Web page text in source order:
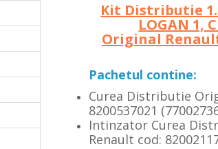
Kit Distributie
LOGAN 1,
Original Renault
Pachetul contine:
Curea Distributie
8200537021
Intinzator Curea
Renault cod: